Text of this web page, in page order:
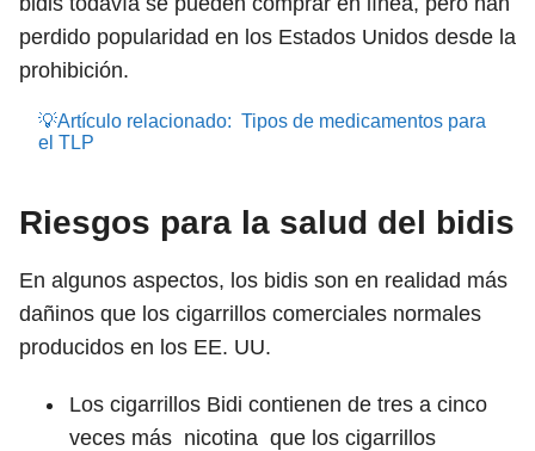
perdido popularidad en los Estados Unidos desde la
prohibición.
💡Artículo relacionado: Tipos de medicamentos para
el TLP
Riesgos para la salud del bidis
En algunos aspectos, los bidis son en realidad más
dañinos que los cigarrillos comerciales normales
producidos en los EE. UU.
Los cigarrillos Bidi contienen de tres a cinco
veces más nicotina que los cigarrillos